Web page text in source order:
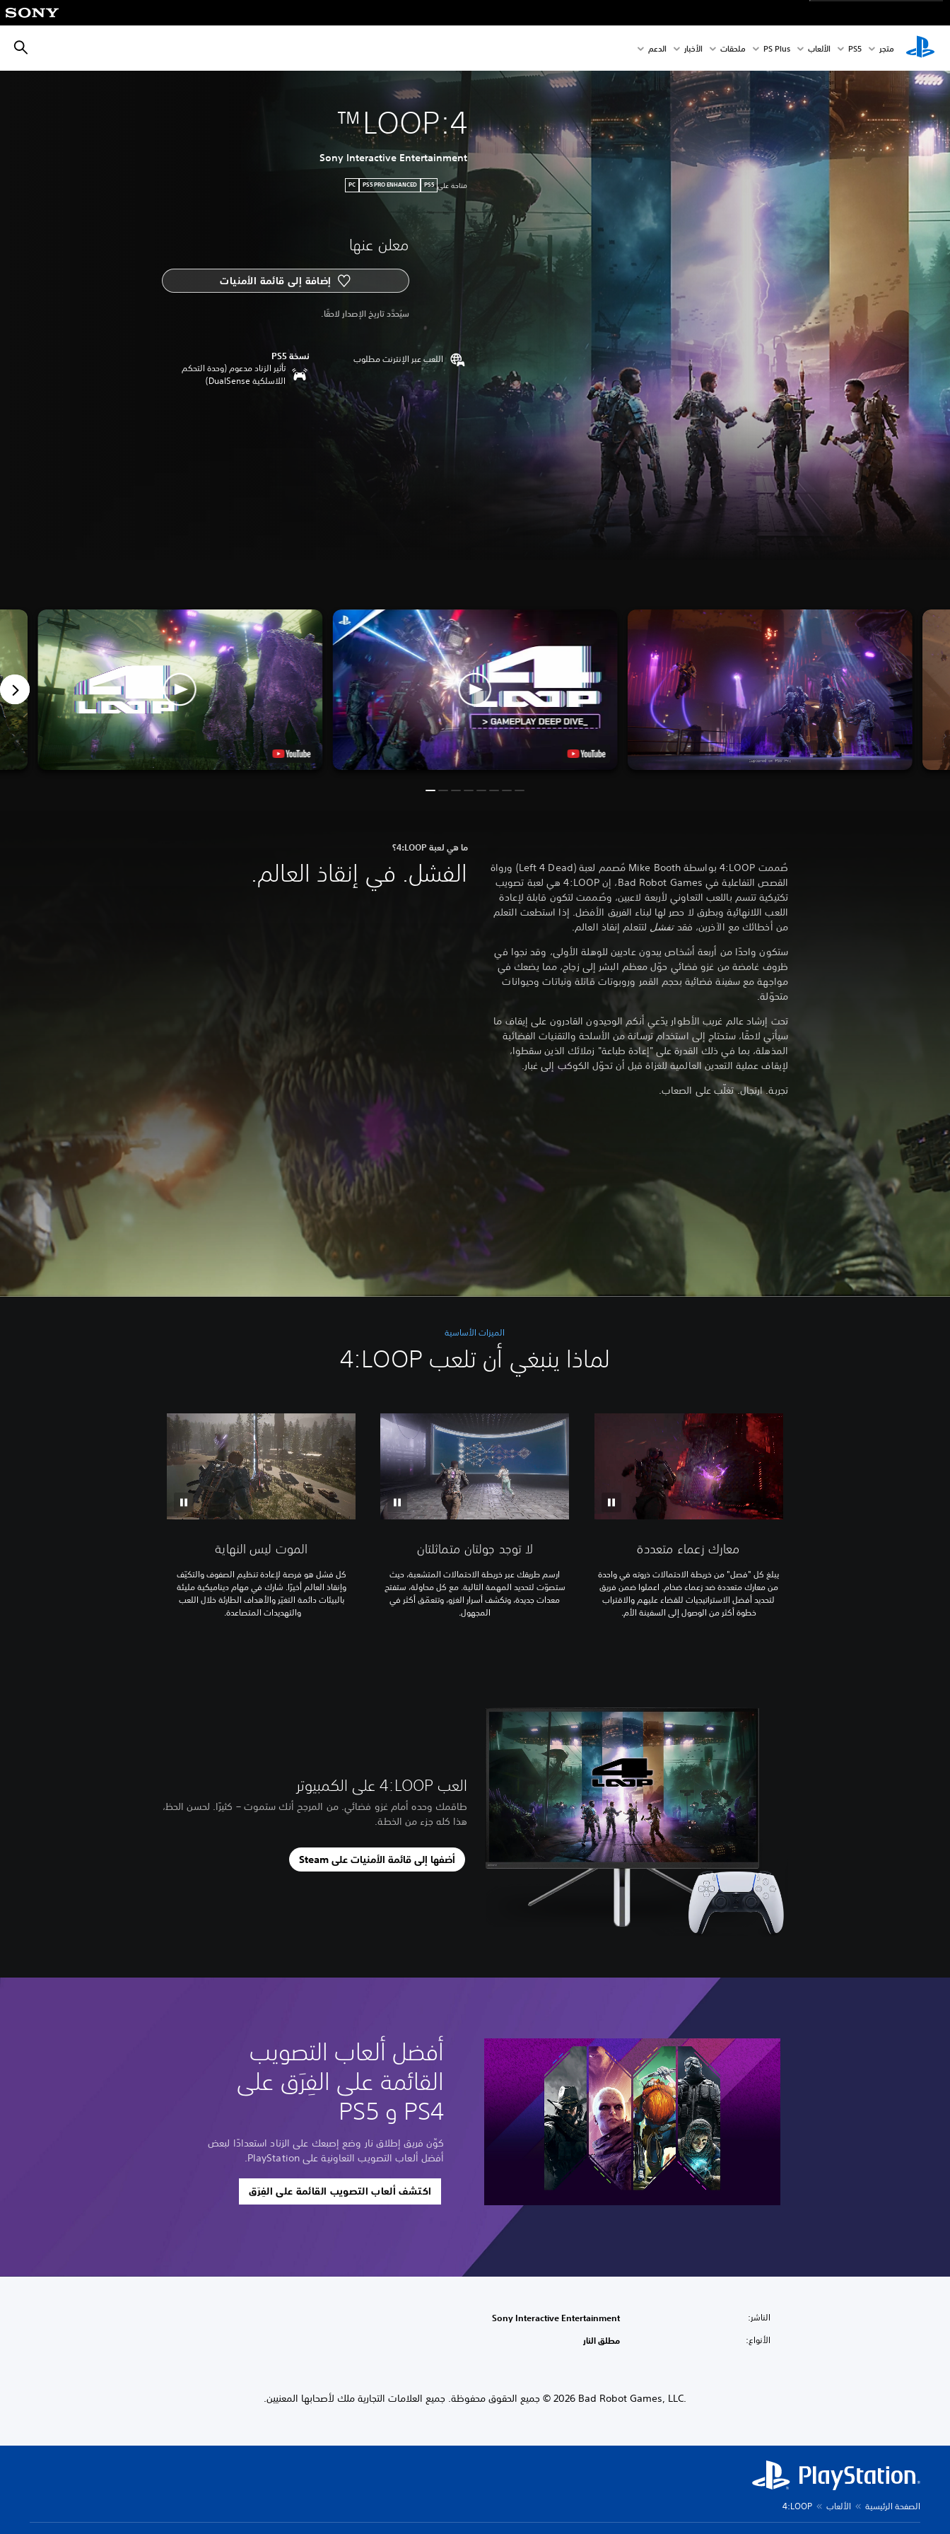
متجر PS5‏ الألعاب PS Plus ملحقات الأخبار الدعم
4:LOOP™
Sony Interactive Entertainment
متاحة على PS5
PS5 PRO ENHANCED
PC
معلن عنها
إضافة إلى قائمة الأمنيات
سيُحدَّد تاريخ الإصدار لاحقًا.
اللعب عبر الإنترنت مطلوب نسخة PS5‏
تأثير الزناد مدعوم (وحدة التحكم
اللاسلكية DualSense‏)
ما هي لعبة ‎4:LOOP؟
الفشل. في إنقاذ العالم.
صُممت ‎4:LOOP بواسطة Mike Booth مُصمم لعبة (Left 4 Dead) ورواة
القصص التفاعلية في Bad Robot Games، إن ‎4:LOOP هي لعبة تصويب
تكتيكية تتسم باللعب التعاوني لأربعة لاعبين، وصُممت لتكون قابلة لإعادة
اللعب اللانهائية وبطرق لا حصر لها لبناء الفريق الأفضل. إذا استطعت التعلم
من أخطائك مع الآخرين، فقدتفشل لتتعلم إنقاذ العالم.
ستكون واحدًا من أربعة أشخاص يبدون عاديين للوهلة الأولى، وقد نجوا في
ظروف غامضة من غزو فضائي حوّل معظم البشر إلى زجاج، مما يضعك في
مواجهة مع سفينة فضائية بحجم القمر وروبوتات قاتلة ونباتات وحيوانات
متحوّلة.
تحت إرشاد عالم غريب الأطوار يدّعي أنكم الوحيدون القادرون على إيقاف ما
سيأتي لاحقًا، ستحتاج إلى استخدام ترسانة من الأسلحة والتقنيات الفضائية
المذهلة، بما في ذلك القدرة على "إعادة طباعة" زملائك الذين سقطوا،
لإيقاف عملية التعدين العالمية للغزاة قبل أن تحوّل الكوكب إلى غبار.
تجربة. ارتجال. تغلّب على الصعاب.
الميزات الأساسية
لماذا ينبغي أن تلعب ‎4:LOOP
الموت ليس النهاية
كل فشل هو فرصة لإعادة تنظيم الصفوف والتكيّف
وإنقاذ العالم أخيرًا. شارك في مهام ديناميكية مليئة
بالبيئات دائمة التغيّر والأهداف الطارئة خلال اللعب
والتهديدات المتصاعدة.
لا توجد جولتان متماثلتان
ارسم طريقك عبر خريطة الاحتمالات المتشعبة، حيث
ستصوّت لتحديد المهمة التالية. مع كل محاولة، ستفتح
معدات جديدة، وتكشف أسرار الغزو، وتتعمّق أكثر في
المجهول.
معارك زعماء متعددة
يبلغ كل "فصل" من خريطة الاحتمالات ذروته في واحدة
من معارك متعددة ضد زعماء ضخام. اعملوا ضمن فريق
لتحديد أفضل الاستراتيجيات للقضاء عليهم والاقتراب
خطوة أكثر من الوصول إلى السفينة الأم.
العب ‎4:LOOP على الكمبيوتر
طاقمك وحده أمام غزو فضائي. من المرجح أنك ستموت – كثيرًا. لحسن الحظ،
هذا كله جزء من الخطة.
أضفها إلى قائمة الأمنيات على Steam
أفضل ألعاب التصويب
القائمة على الفِرَق على
PS4 و PS5
كوِّن فريق إطلاق نار وضع إصبعك على الزناد استعدادًا لبعض
أفضل ألعاب التصويب التعاونية على PlayStation.
اكتشف ألعاب التصويب القائمة على الفِرَق
الناشر: Sony Interactive Entertainment
الأنواع: مطلق النار
‎© 2026 Bad Robot Games, LLC.‎ جميع الحقوق محفوظة. جميع العلامات التجارية ملك لأصحابها المعنيين.
الصفحة الرئيسية الألعاب ‎4:LOOP